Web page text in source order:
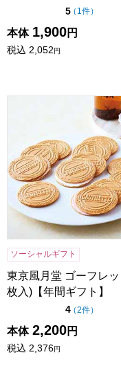
5点（5点満
（ 1件の評価
）
本体 1,900円
税込 2,052円
東京風月堂 ゴーフレ
ソーシャルギフト
東京風月堂 ゴーフレ
枚入)【年間ギフト】
4点（5点満
（2件の評価
）
本体 2,200円
税込 2,376円